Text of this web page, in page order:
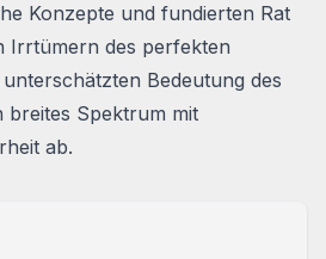
Konzepte und fundierten Rat
Irrtümern des perfekten
Bedeutung des
breites Spektrum mit
ab.